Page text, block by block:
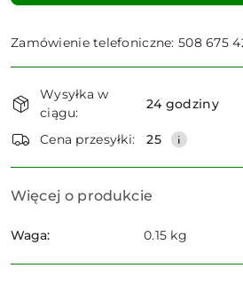
Zamówienie telefoniczne: 508 675
i
dostawa
Wysyłka w
ciągu:
24 godziny
Cena przesyłki: 25
Więcej o produkcie
Waga: 0.15 kg